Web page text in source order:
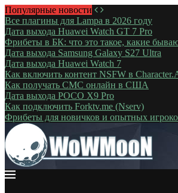
Популярные новости
Все плагины для Lampa в 2026 году
Дата выхода Huawei Watch GT 7 Pro
Фрибеты в БК: что это такое, какие
Дата выхода Samsung Galaxy S27 Ultra
Дата выхода Huawei Watch 7
Как включить контент NSFW в
Как получать СМС онлайн в США
Дата выхода POCO X9 Pro
Как подключить Forktv.me (Nserv)
Фрибеты для новичков и опытных